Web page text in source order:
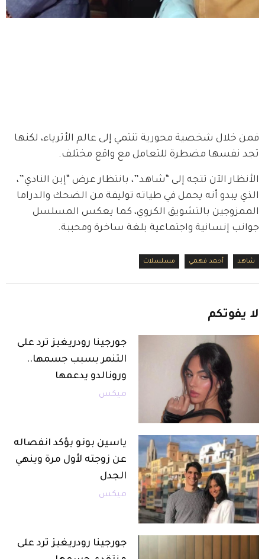
فمن خلال شخصية محورية تنتمي إلى عالم الأثرياء، لكنها
تجد نفسها مضطرة للتعامل مع واقع مختلف.
الأنظار الآن تتجه إلى “شاهد”، بانتظار عرض “إبن النادي”،
الذي يبدو أنه يحمل في طياته توليفة من الضحك والدراما
الممزوجين بالتشويق الكروي، كما يعكس المسلسل
جوانب إنسانية واجتماعية بلغة ساخرة ومحببة.
شاهد أحمد فهمي مسلسلات
لا يفوتكم
جورجينا رودريغيز ترد على
التنمر بسبب جسمها..
ورونالدو يدعمها
ميكس
ياسين بونو يؤكد انفصاله
عن زوجته لأول مرة وينهي
الجدل
ميكس
جورجينا رودريغيز ترد على